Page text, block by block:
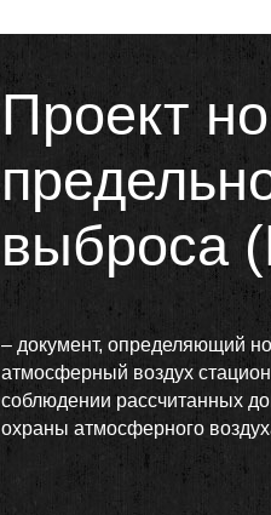
Проект
выброса
– документ, определяющий
атмосферный воздух
соблюдении рассчитанных
охраны атмосферного